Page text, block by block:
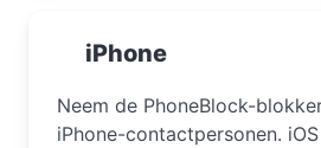
iPhone
Neem de PhoneBlock-
iPhone-contactpersonen.